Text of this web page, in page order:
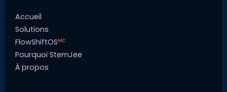
Accueil
Solutions
FlowShiftOSMC
Pourquoi StemJee
À propos